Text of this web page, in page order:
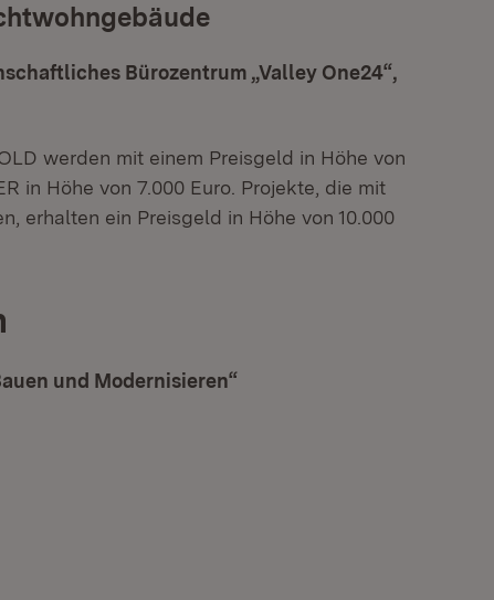
Bürozentrum „Valley One24“,
werden mit einem Preisgeld in Höhe von
in Höhe von 7.000 Euro. Projekte, die mit
erhalten ein Preisgeld in Höhe von 10.000
und Modernisieren“